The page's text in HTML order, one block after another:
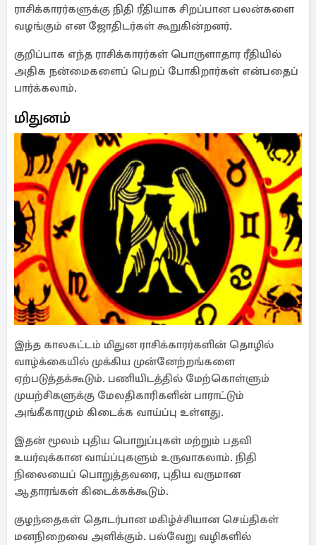
ராசிக்காரர்களுக்கு நிதி ரீதியாக சிறப்பான பலன்களை
வழங்கும் என ஜோதிடர்கள் கூறுகின்றனர்.
குறிப்பாக எந்த ராசிக்காரர்கள் பொருளாதார ரீதியில்
அதிக நன்மைகளைப் பெறப் போகிறார்கள் என்பதைப்
பார்க்கலாம்.
மிதுனம்
இந்த காலகட்டம் மிதுன ராசிக்காரர்களின் தொழில்
வாழ்க்கையில் முக்கிய முன்னேற்றங்களை
ஏற்படுத்தக்கூடும். பணியிடத்தில் மேற்கொள்ளும்
முயற்சிகளுக்கு மேலதிகாரிகளின் பாராட்டும்
அங்கீகாரமும் கிடைக்க வாய்ப்பு உள்ளது.
இதன் மூலம் புதிய பொறுப்புகள் மற்றும் பதவி
உயர்வுக்கான வாய்ப்புகளும் உருவாகலாம். நிதி
நிலையைப் பொறுத்தவரை, புதிய வருமான
ஆதாரங்கள் கிடைக்கக்கூடும்.
குழந்தைகள் தொடர்பான மகிழ்ச்சியான செய்திகள்
மனநிறைவை அளிக்கும். பல்வேறு வழிகளில்